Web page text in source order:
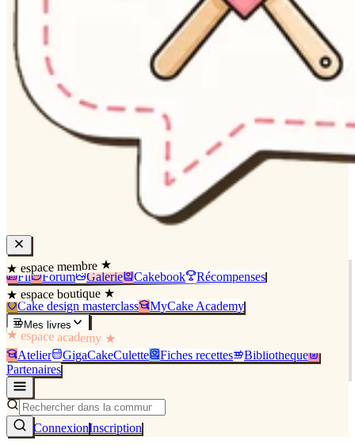
★ espace membre ★
Fil Forum Galerie Cakebook Récompenses
★ espace boutique ★
Cake design masterclass MyCake Academy
Mes livres
★ espace academy ★
Atelier GigaCakeCulette Fiches recettes
Bibliothèque
Partenaires
ConnexionInscription